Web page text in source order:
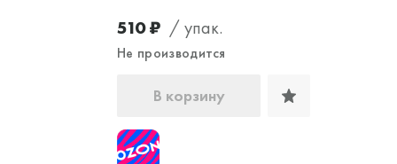
510 ₽ / упак.
Не производится
В корзину